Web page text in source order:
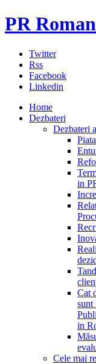
PR
Twitter
Rss
Facebook
Linkedin
Home
Dezbateri
Dezbateri
in
Cat
sunt
in
Cele mai